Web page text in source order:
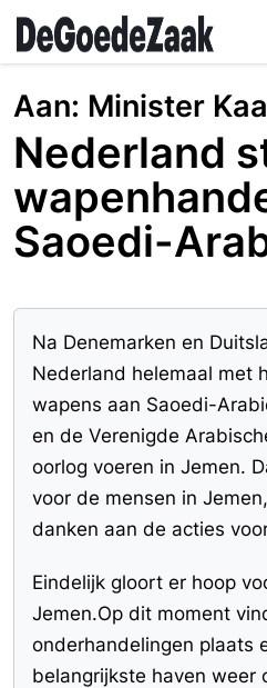
Skip
main
content
Aan: Minister
Nederland
Saoedi-
Na Denemarken en
Nederland helemaal met
wapens aan Saoedi-
en de Verenigde
oorlog voeren in Jemen.
voor de mensen in
danken aan de acties
Eindelijk gloort er hoop
Jemen.Op dit moment
onderhandelingen plaats
belangrijkste haven weer